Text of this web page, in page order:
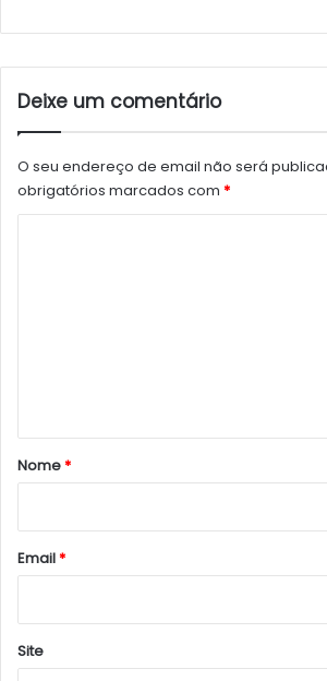
Deixe um comentário
O seu endereço de email não será
obrigatórios marcados com *
r
*
Nome*
Email*
Site